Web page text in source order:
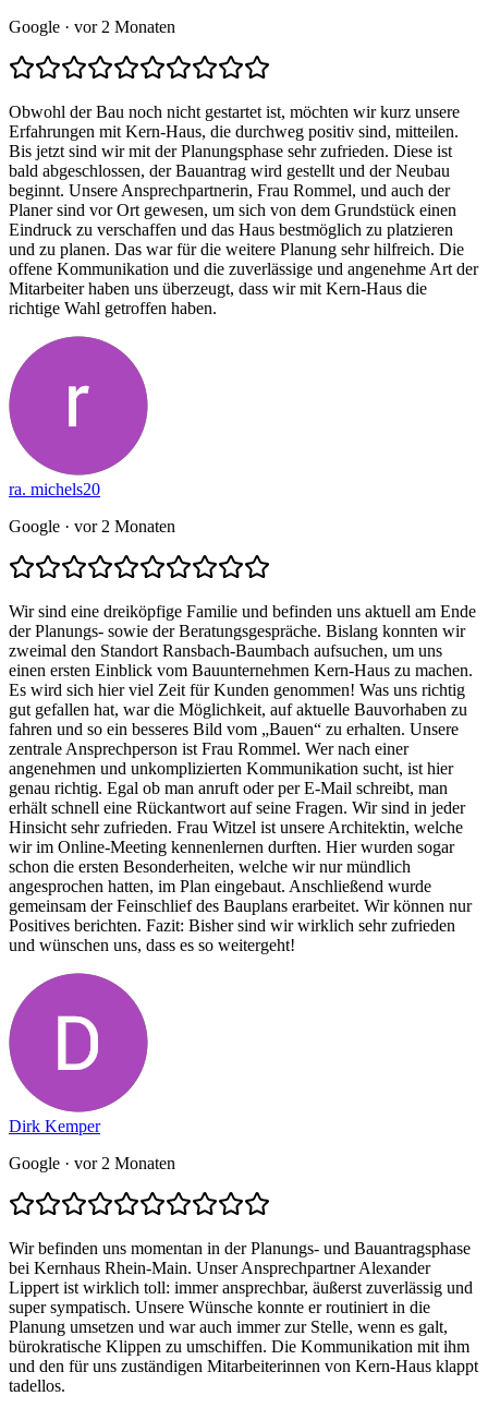
Google · vor 2 Monaten
Obwohl der Bau noch nicht gestartet ist, möchten wir kurz unsere
Erfahrungen mit Kern-Haus, die durchweg positiv sind, mitteilen.
Bis jetzt sind wir mit der Planungsphase sehr zufrieden. Diese ist
bald abgeschlossen, der Bauantrag wird gestellt und der Neubau
beginnt. Unsere Ansprechpartnerin, Frau Rommel, und auch der
Planer sind vor Ort gewesen, um sich von dem Grundstück einen
Eindruck zu verschaffen und das Haus bestmöglich zu platzieren
und zu planen. Das war für die weitere Planung sehr hilfreich. Die
offene Kommunikation und die zuverlässige und angenehme Art der
Mitarbeiter haben uns überzeugt, dass wir mit Kern-Haus die
richtige Wahl getroffen haben.
ra. michels20
Google · vor 2 Monaten
Wir sind eine dreiköpfige Familie und befinden uns aktuell am Ende
der Planungs- sowie der Beratungsgespräche. Bislang konnten wir
zweimal den Standort Ransbach-Baumbach aufsuchen, um uns
einen ersten Einblick vom Bauunternehmen Kern-Haus zu machen.
Es wird sich hier viel Zeit für Kunden genommen! Was uns richtig
gut gefallen hat, war die Möglichkeit, auf aktuelle Bauvorhaben zu
fahren und so ein besseres Bild vom „Bauen“ zu erhalten. Unsere
zentrale Ansprechperson ist Frau Rommel. Wer nach einer
angenehmen und unkomplizierten Kommunikation sucht, ist hier
genau richtig. Egal ob man anruft oder per E-Mail schreibt, man
erhält schnell eine Rückantwort auf seine Fragen. Wir sind in jeder
Hinsicht sehr zufrieden. Frau Witzel ist unsere Architektin, welche
wir im Online-Meeting kennenlernen durften. Hier wurden sogar
schon die ersten Besonderheiten, welche wir nur mündlich
angesprochen hatten, im Plan eingebaut. Anschließend wurde
gemeinsam der Feinschlief des Bauplans erarbeitet. Wir können nur
Positives berichten. Fazit: Bisher sind wir wirklich sehr zufrieden
und wünschen uns, dass es so weitergeht!
Dirk Kemper
Google · vor 2 Monaten
Wir befinden uns momentan in der Planungs- und Bauantragsphase
bei Kernhaus Rhein-Main. Unser Ansprechpartner Alexander
Lippert ist wirklich toll: immer ansprechbar, äußerst zuverlässig und
super sympatisch. Unsere Wünsche konnte er routiniert in die
Planung umsetzen und war auch immer zur Stelle, wenn es galt,
bürokratische Klippen zu umschiffen. Die Kommunikation mit ihm
und den für uns zuständigen Mitarbeiterinnen von Kern-Haus klappt
tadellos.